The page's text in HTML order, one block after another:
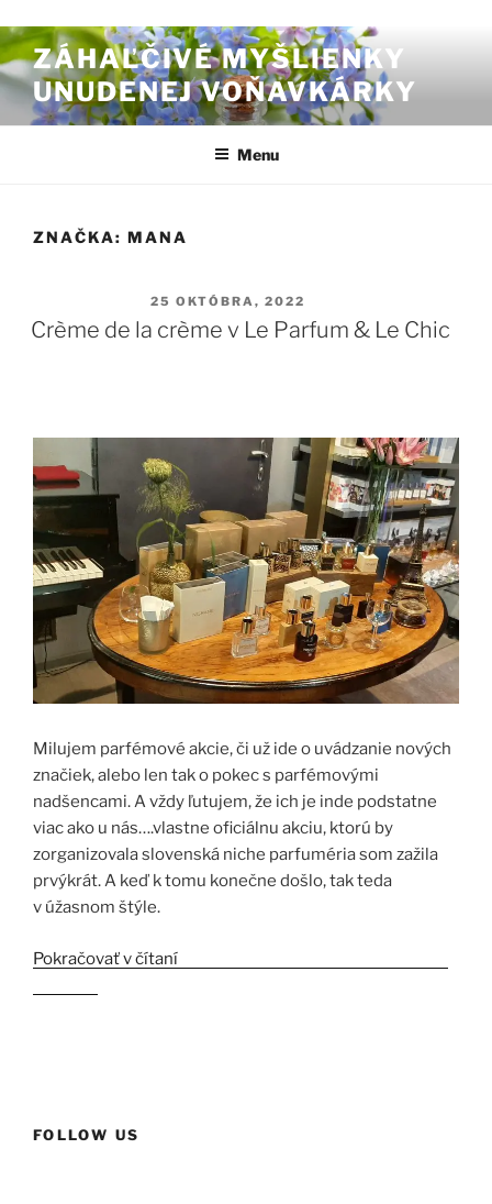
ZÁHAĽČIVÉ MYŠLIENKY
UNUDENEJ VOŇAVKÁRKY
Menu
ZNAČKA: MANA
25 OKTÓBRA, 2022
Crème de la crème v Le Parfum & Le Chic
Milujem parfémové akcie, či už ide o uvádzanie nových
značiek, alebo len tak o pokec s parfémovými
nadšencami. A vždy ľutujem, že ich je inde podstatne
viac ako u nás….vlastne oficiálnu akciu, ktorú by
zorganizovala slovenská niche parfuméria som zažila
prvýkrát. A keď k tomu konečne došlo, tak teda
v úžasnom štýle.
Pokračovať v čítaní
FOLLOW US